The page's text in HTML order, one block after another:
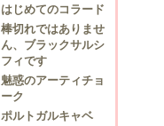
はじめてのコラード
棒切れではありませ
ん、ブラックサルシ
フィです
魅惑のアーティチョ
ーク
ポルトガルキャベ